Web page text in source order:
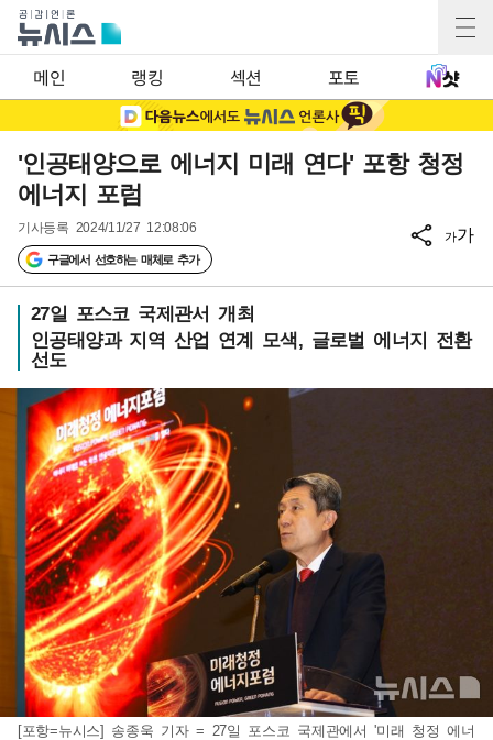
메인 랭킹 섹션 포토
'인공태양으로 에너지 미래 연다' 포항 청정
에너지 포럼
기사등록 2024/11/27 12:08:06
구글에서 선호하는 매체로 추가
가가
27일 포스코 국제관서 개최
인공태양과 지역 산업 연계 모색, 글로벌 에너지 전환
선도
[포항=뉴시스] 송종욱 기자 = 27일 포스코 국제관에서 '미래 청정 에너